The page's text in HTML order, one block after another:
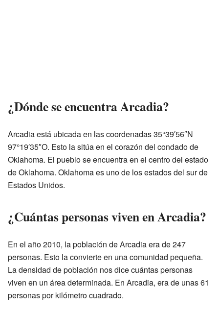
¿Dónde se encuentra Arcadia?
Arcadia está ubicada en las coordenadas 35°39′56″N
97°19′35″O. Esto la sitúa en el corazón del condado de
Oklahoma. El pueblo se encuentra en el centro del estado
de Oklahoma. Oklahoma es uno de los estados del sur de
Estados Unidos.
¿Cuántas personas viven en Arcadia?
En el año 2010, la población de Arcadia era de 247
personas. Esto la convierte en una comunidad pequeña.
La densidad de población nos dice cuántas personas
viven en un área determinada. En Arcadia, era de unas 61
personas por kilómetro cuadrado.